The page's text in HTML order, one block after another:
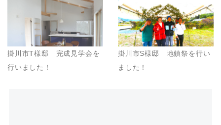
掛川市T様邸 完成見学会を
行いました！
掛川市S様邸 地鎮祭を行い
ました！